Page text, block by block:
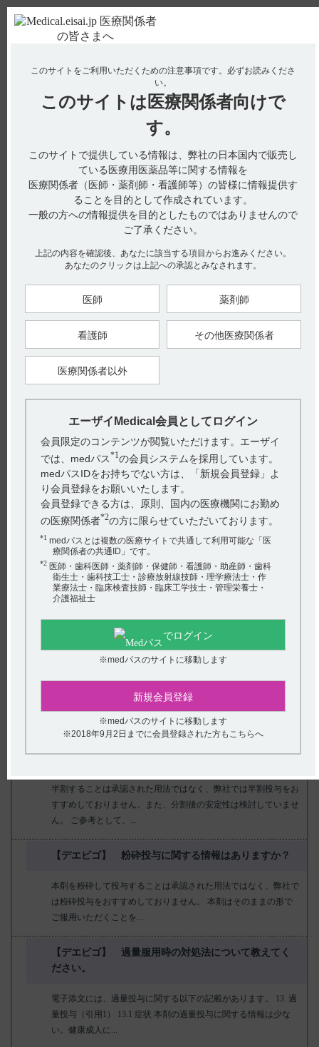
使用期限検索 Drug Information
全ての項目を対象
『 デエビゴ 』 内のQ&A
電子添文には、他の睡眠薬との併用に関する以下の記載がありま
す。 7．用法及び用量に関連する注意（引用1） 7．6 他の不眠症
治療薬と併用したときの有効...
デエビゴ錠は投薬（あるいは投与）期間に関する制限は定められ
ておりません。（引用1） 患者の症状等により医師が必要と判断
する期間を処方していただくようお願...
【デエビゴ】 デエビゴ5mg・10mgを服用している方
に、追加でCYP3Aを中程度又は強力に阻害する薬剤を
併用する...
デエビゴの血中濃度上昇による副作用発現を避けるため、併用開
始日から2.5mgに減量すること が望ましいと考えます。 なお、薬
物相互作用の薬物動態に関する...
食後、どのくらい時間を空けて服用すればよいです
用法及び用量に関連する注意（引用1） 7.3 入眠効果の発現が遅
半割することは承認された用法ではなく、弊社では半割投与をお
すすめしておりません。また、分割後の安定性は検討していませ
ん。 ご参考として、...
【デエビゴ】 粉砕投与に関する情報はありますか？
本剤を粉砕して投与することは承認された用法ではなく、弊社で
は粉砕投与をおすすめしておりません。 本剤はそのままの形で
ご服用いただくことを...
【デエビゴ】 過量服用時の対処法について教えてく
ださい。
電子添文には、過量投与に関する以下の記載があります。 13. 過
量投与（引用1） 13.1 症状 本剤の過量投与に関する情報は少な
い。健康成人に...
このサイトをご利用いただくための注意事項です。 必ずお読みくださ
い。
このサイトは 医療関係者向けで
す。
このサイトで提供している情報は、弊社の日本国内で販売し
ている医療用医薬品等に関する情報を
医療関係者（医師・薬剤師・看護師等）の皆様に情報提供す
ることを目的として作成されています。
一般の方への情報提供を目的としたものではありませんので
ご了承ください。
上記の内容を確認後、あなたに該当する項目からお進みください。
あなたのクリックは上記への承認とみなされます。
医師 薬剤師
看護師 その他医療関係者
医療関係者以外
エーザイMedical会員としてログイン
会員限定のコンテンツが閲覧いただけます。エーザイ
では、medパス*1の会員システムを採用しています。
medパスIDをお持ちでない方は、「新規会員登録」よ
り会員登録をお願いいたします。
会員登録できる方は、原則、国内の医療機関にお勤め
の医療関係者*2の方に限らせていただいております。
*1 medパスとは複数の医療サイトで共通して利用可能な「医
療関係者の共通ID」です。
*2 医師・歯科医師・薬剤師・保健師・看護師・助産師・歯科
衛生士・歯科技工士・診療放射線技師・理学療法士・作
業療法士・臨床検査技師・臨床工学技士・管理栄養士・
介護福祉士
でログイン
※medパスのサイトに移動します
新規会員登録
※medパスのサイトに移動します
※2018年9月2日までに会員登録された方もこちらへ